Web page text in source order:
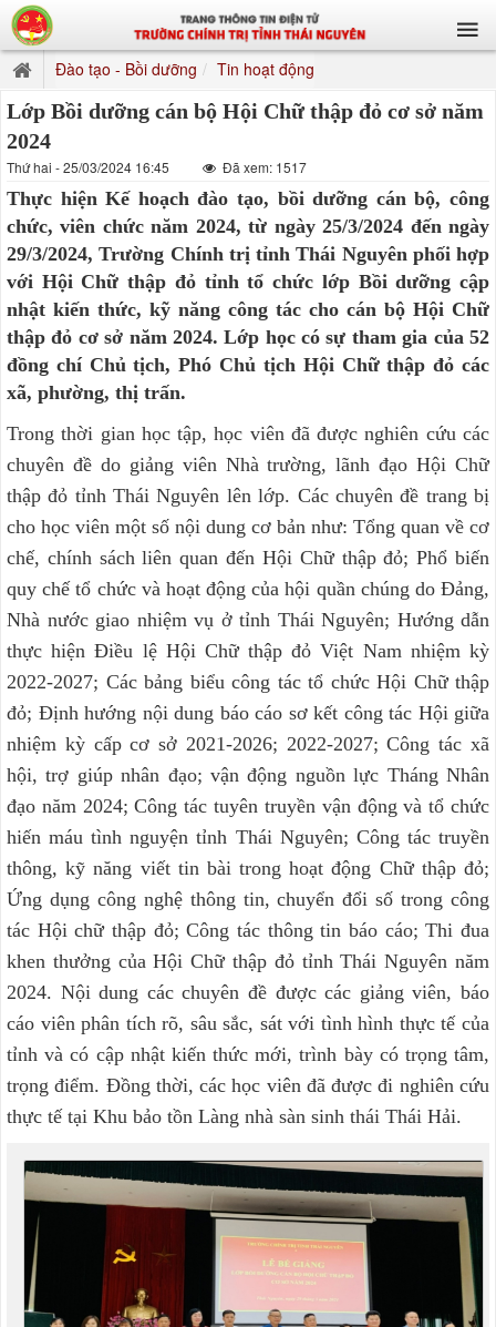
Đào tạo - Bồi dưỡng Tin hoạt động
Lớp Bồi dưỡng cán bộ Hội Chữ thập đỏ cơ sở năm
2024
Thứ hai - 25/03/2024 16:45 Đã xem: 1517
Thực hiện Kế hoạch đào tạo, bồi dưỡng cán bộ, công
chức, viên chức năm 2024, từ ngày 25/3/2024 đến ngày
29/3/2024, Trường Chính trị tỉnh Thái Nguyên phối hợp
với Hội Chữ thập đỏ tỉnh tổ chức lớp Bồi dưỡng cập
nhật kiến thức, kỹ năng công tác cho cán bộ Hội Chữ
thập đỏ cơ sở năm 2024. Lớp học có sự tham gia của 52
đồng chí Chủ tịch, Phó Chủ tịch Hội Chữ thập đỏ các
xã, phường, thị trấn.
Trong thời gian học tập, học viên đã được nghiên cứu các
chuyên đề do giảng viên Nhà trường, lãnh đạo Hội Chữ
thập đỏ tỉnh Thái Nguyên lên lớp. Các chuyên đề trang bị
cho học viên một số nội dung cơ bản như: Tổng quan về cơ
chế, chính sách liên quan đến Hội Chữ thập đỏ; Phổ biến
quy chế tổ chức và hoạt động của hội quần chúng do Đảng,
Nhà nước giao nhiệm vụ ở tỉnh Thái Nguyên; Hướng dẫn
thực hiện Điều lệ Hội Chữ thập đỏ Việt Nam nhiệm kỳ
2022-2027; Các bảng biểu công tác tổ chức Hội Chữ thập
đỏ; Định hướng nội dung báo cáo sơ kết công tác Hội giữa
nhiệm kỳ cấp cơ sở 2021-2026; 2022-2027; Công tác xã
hội, trợ giúp nhân đạo; vận động nguồn lực Tháng Nhân
đạo năm 2024; Công tác tuyên truyền vận động và tổ chức
hiến máu tình nguyện tỉnh Thái Nguyên; Công tác truyền
thông, kỹ năng viết tin bài trong hoạt động Chữ thập đỏ;
Ứng dụng công nghệ thông tin, chuyển đổi số trong công
tác Hội chữ thập đỏ; Công tác thông tin báo cáo; Thi đua
khen thưởng của Hội Chữ thập đỏ tỉnh Thái Nguyên năm
2024. Nội dung các chuyên đề được các giảng viên, báo
cáo viên phân tích rõ, sâu sắc, sát với tình hình thực tế của
tỉnh và có cập nhật kiến thức mới, trình bày có trọng tâm,
trọng điểm. Đồng thời, các học viên đã được đi nghiên cứu
thực tế tại Khu bảo tồn Làng nhà sàn sinh thái Thái Hải.